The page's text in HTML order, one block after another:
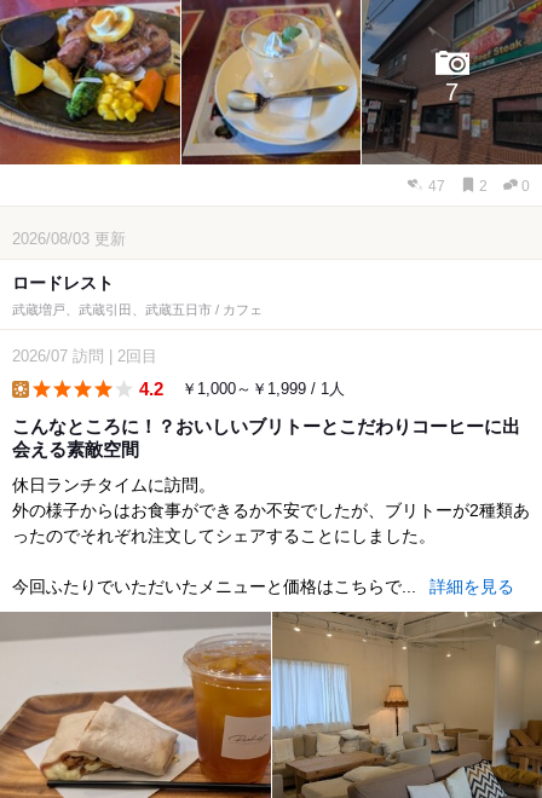
7
47 2 0
2026/08/03 更新
ロードレスト
武蔵増戸、武蔵引田、武蔵五日市 / カフェ
2026/07 訪問 2回目
4.2 ￥1,000～￥1,999 / 1人
こんなところに！？おいしいブリトーとこだわりコーヒーに出
会える素敵空間
休日ランチタイムに訪問。
外の様子からはお食事ができるか不安でしたが、ブリトーが2種類あ
ったのでそれぞれ注文してシェアすることにしました。
今回ふたりでいただいたメニューと価格はこちらで... 詳細を見る